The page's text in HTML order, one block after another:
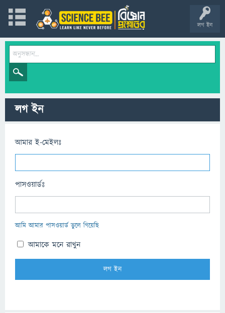
লগ ইন
লগ ইন
আমার ই-মেইলঃ
পাসওয়ার্ডঃ
আমি আমার পাসওয়ার্ড ভুলে গিয়েছি
আমাকে মনে রাখুন